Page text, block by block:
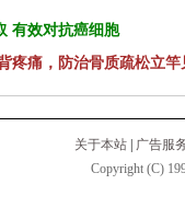
有效对抗癌细胞
疼痛，防治骨质疏松立竿
关于本站 | 广告服
Copyright (C)